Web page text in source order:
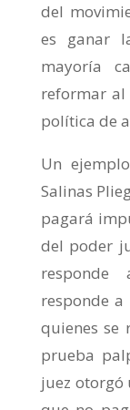
del
es ganar
mayoría
reformar al
política de
Un
Salinas
pagará
del poder
responde a
quienes se
prueba
juez otorgó